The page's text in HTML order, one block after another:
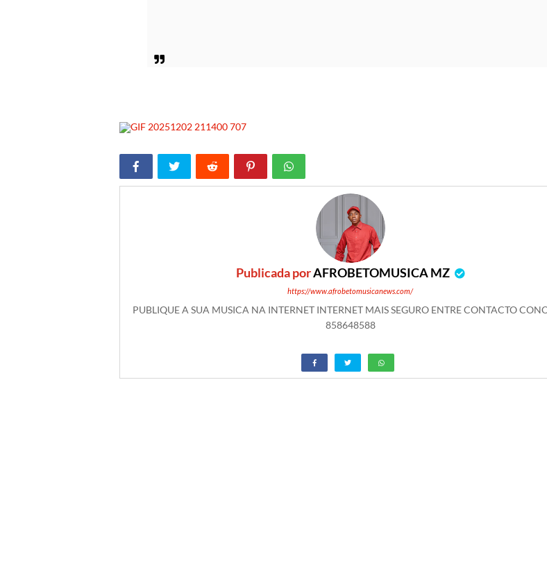
Publicada porAFROBETOMUSICA MZ
https://www.afrobetomusicanews.com/
PUBLIQUE A SUA MUSICA NA INTERNET INTERNET MAIS SEGURO ENTRE CONTACTO
858648588